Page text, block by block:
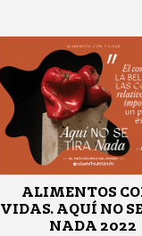
ALIMENTOS
VIDAS. AQUÍ NO
NADA 2022